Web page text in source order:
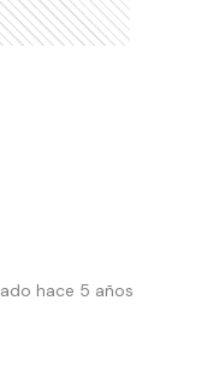
hace 5 años